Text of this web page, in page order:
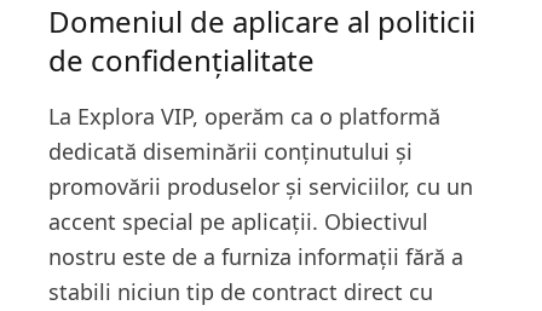
Domeniul de aplicare al politicii
de confidențialitate
La Explora VIP, operăm ca o platformă
dedicată diseminării conținutului și
promovării produselor și serviciilor, cu un
accent special pe aplicații. Obiectivul
nostru este de a furniza informații fără a
stabili niciun tip de contract direct cu